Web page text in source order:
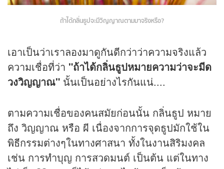
ถ้าได้กลิ่นธูปจะมีวิญญาณตามมาจริงหรือ?
เอาเป็นว่าเราลองมาดูกันดีกว่าว่าความจริงแล้ว
ความเชื่อที่ว่า "ถ้าได้กลิ่นธูปหมายความว่าจะมีด
วงวิญญาณ" นั้นเป็นอย่างไรกันแน่....
ตามความเชื่อของคนสมัยก่อนนั้น กลิ่นธูป หมาย
ถึง วิญญาณ หรือ ผี เนื่องจากการจุดธูปมักใช้ใน
พิธีกรรมต่างๆในทางศาสนา ทั้งในงานสิริมงคล
เช่น การทำบุญ การสวดมนต์ เป็นต้น แต่ในทาง